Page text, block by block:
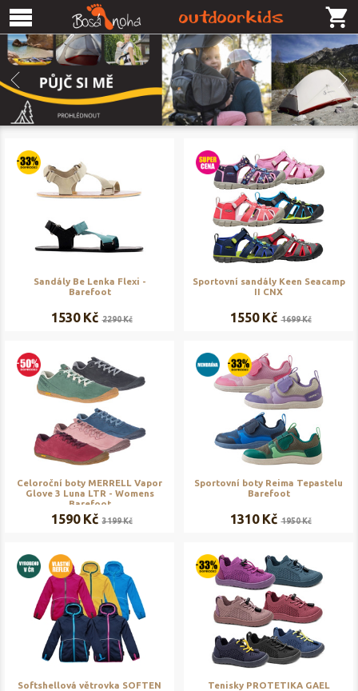
Sandály Be Lenka Flexi -
Barefoot
1530 Kč 2290 Kč
Sportovní sandály Keen Seacamp
II CNX
1550 Kč 1699 Kč
Celoroční boty MERRELL Vapor
Glove 3 Luna LTR - Womens
Barefoot
1590 Kč 3199 Kč
Sportovní boty Reima Tepastelu
Barefoot
1310 Kč 1950 Kč
Softshellová větrovka SOFTEN
Tenisky PROTETIKA GAEL